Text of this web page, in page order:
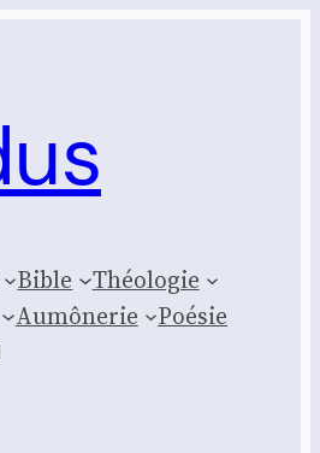
Bible
Théologie
Aumônerie
Poésie